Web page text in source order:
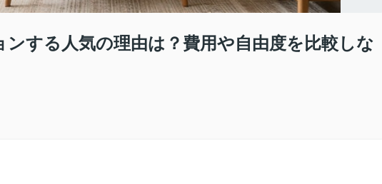
する人気の理由は？費用や自由度を比較しな